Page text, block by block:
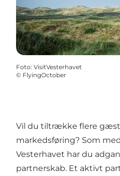
Foto: VisitVesterhavet
© FlyingOctober
Vil du tiltrække flere
markedsføring? Som
Vesterhavet har du
partnerskab. Et aktivt